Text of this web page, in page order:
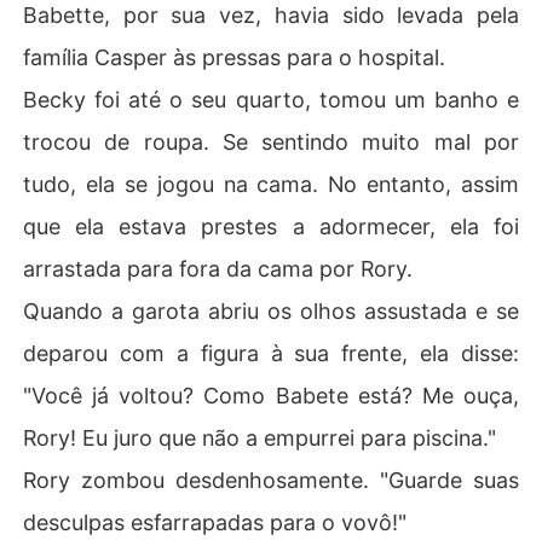
Babette, por sua vez, havia sido levada pela
família Casper às pressas para o hospital.
Becky foi até o seu quarto, tomou um banho e
trocou de roupa. Se sentindo muito mal por
tudo, ela se jogou na cama. No entanto, assim
que ela estava prestes a adormecer, ela foi
arrastada para fora da cama por Rory.
Quando a garota abriu os olhos assustada e se
deparou com a figura à sua frente, ela disse:
"Você já voltou? Como Babete está? Me ouça,
Rory! Eu juro que não a empurrei para piscina."
Rory zombou desdenhosamente. "Guarde suas
desculpas esfarrapadas para o vovô!"